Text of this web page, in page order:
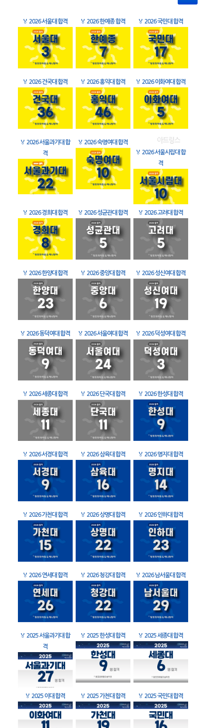
🏅 2026 서울대 합격 🏅 2026 한예종 합격 🏅 2026 국민대 합격
🏅 2026 건국대 합격 🏅 2026 홍익대 합격 🏅 2026 이화여대 합격
🏅 2026 서울과기대 합
격
🏅 2026 숙명여대 합격
🏅 2026 서울시립대 합
격
🏅 2026 경희대 합격 🏅 2026 성균관대 합격 🏅 2026 고려대 합격
🏅 2026 한양대 합격 🏅 2026 중앙대 합격 🏅 2026 성신여대 합격
🏅 2026 동덕여대 합격 🏅 2026 서울여대 합격 🏅 2026 덕성여대 합격
🏅 2026 세종대 합격 🏅 2026 단국대 합격 🏅 2026 한성대 합격
🏅 2026 서경대 합격 🏅 2026 삼육대 합격 🏅 2026 명지대 합격
🏅 2026 가천대 합격 🏅 2026 상명대 합격 🏅 2026 인하대 합격
🏅 2026 연세대 합격 🏅 2026 청강대 합격 🏅 2026 남서울대 합격
🏅 2025 서울과기대 합
격
🏅 2025 한성대 합격 🏅 2025 세종대 합격
🏅 2025 이대 합격 🏅 2025 가천대 합격 🏅 2025 국민대 합격